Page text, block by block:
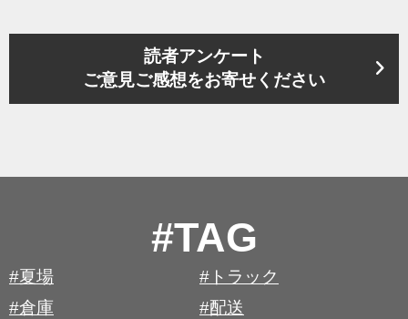
読者アンケート
ご意見ご感想をお寄せください
#TAG
#夏場
#トラック
#倉庫
#配送